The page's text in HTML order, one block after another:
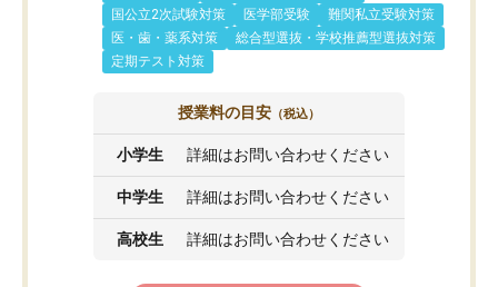
国公立2次試験対策
医学部受験
難関私立受験対策
医・歯・薬系対策
総合型選抜・学校推薦型選抜対策
定期テスト対策
授業料の目安 （税込）
小学生 詳細はお問い合わせください
中学生 詳細はお問い合わせください
高校生 詳細はお問い合わせください